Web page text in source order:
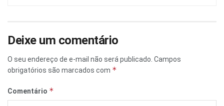
Deixe um comentário
O seu endereço de e-mail não será publicado. Campos
obrigatórios são marcados com *
Comentário *